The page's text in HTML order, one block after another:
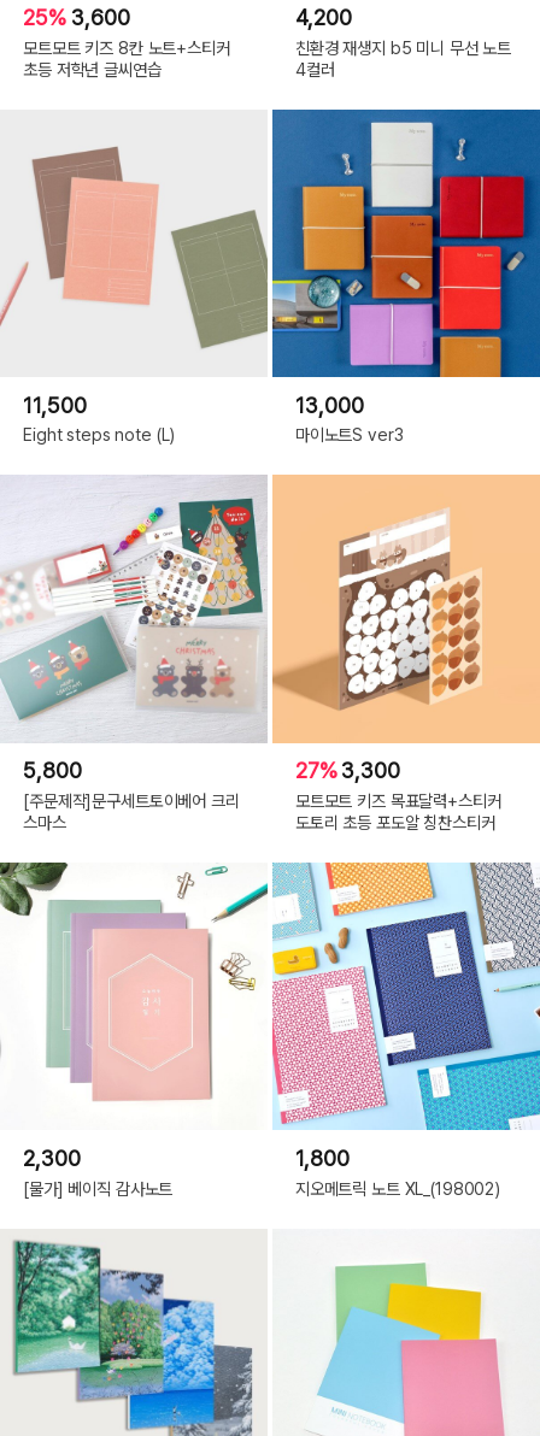
25% 3,600
모트모트 키즈 8칸 노트+스티커
초등 저학년 글씨연습
4,200
친환경 재생지 b5 미니 무선 노트
4컬러
11,500
Eight steps note (L)
13,000
마이노트S ver3
5,800
[주문제작]문구세트토이베어 크리
스마스
27%3,300
모트모트 키즈 목표달력+스티커
도토리 초등 포도알 칭찬스티커
2,300
[물가] 베이직 감사노트
1,800
지오메트릭 노트 XL_(198002)